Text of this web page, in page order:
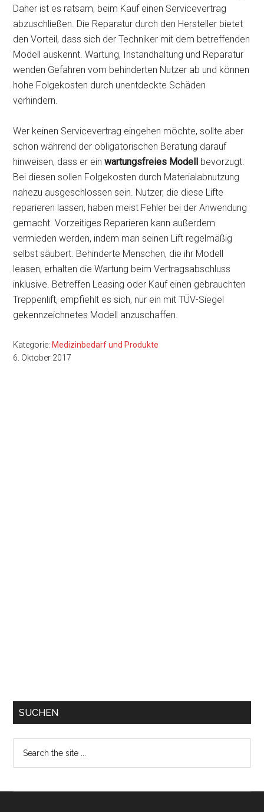
Daher ist es ratsam, beim Kauf einen Servicevertrag
abzuschließen. Die Reparatur durch den Hersteller bietet
den Vorteil, dass sich der Techniker mit dem betreffenden
Modell auskennt. Wartung, Instandhaltung und Reparatur
wenden Gefahren vom behinderten Nutzer ab und können
hohe Folgekosten durch unentdeckte Schäden
verhindern.
Wer keinen Servicevertrag eingehen möchte, sollte aber
schon während der obligatorischen Beratung darauf
hinweisen, dass er einwartungsfreies Modell bevorzugt.
Bei diesen sollen Folgekosten durch Materialabnutzung
nahezu ausgeschlossen sein. Nutzer, die diese Lifte
reparieren lassen, haben meist Fehler bei der Anwendung
gemacht. Vorzeitiges Reparieren kann außerdem
vermieden werden, indem man seinen Lift regelmäßig
selbst säubert. Behinderte Menschen, die ihr Modell
leasen, erhalten die Wartung beim Vertragsabschluss
inklusive. Betreffen Leasing oder Kauf einen gebrauchten
Treppenlift, empfiehlt es sich, nur ein mit TÜV-Siegel
gekennzeichnetes Modell anzuschaffen.
Kategorie:Medizinbedarf und Produkte
6. Oktober 2017
SUCHEN
...